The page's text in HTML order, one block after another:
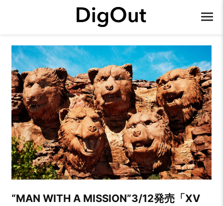
“MAN WITH A MISSION”3/12発売「XV